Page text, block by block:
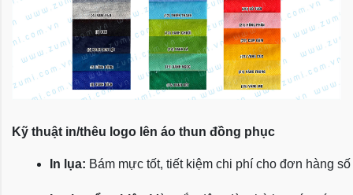
Kỹ thuật in/thêu logo lên áo thun đồng phục
In lụa: Bám mực tốt, tiết kiệm chi phí cho đơn hàng